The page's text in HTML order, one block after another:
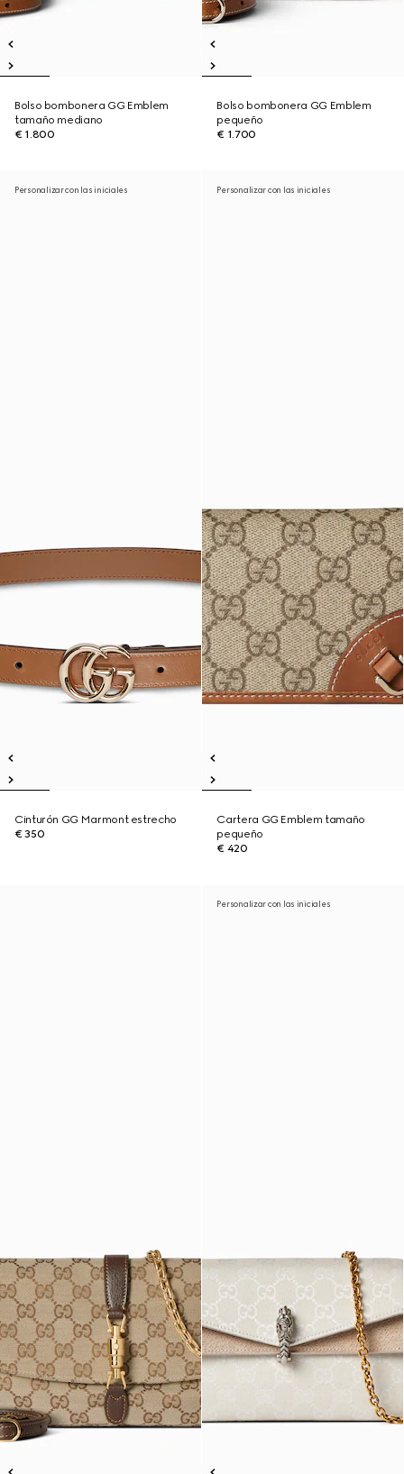
Bolso bombonera GG Emblem
tamaño mediano
€ 1.800
Bolso bombonera GG Emblem
pequeño
€ 1.700
Personalizar con las iniciales
Cinturón GG Marmont estrecho
€ 350
Personalizar con las iniciales
Cartera GG Emblem tamaño
pequeño
€ 420
Personalizar con las iniciales